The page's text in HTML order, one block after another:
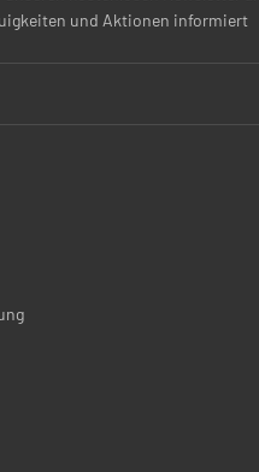
und Aktionen informiert